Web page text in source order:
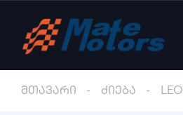
მთავარი ძიება